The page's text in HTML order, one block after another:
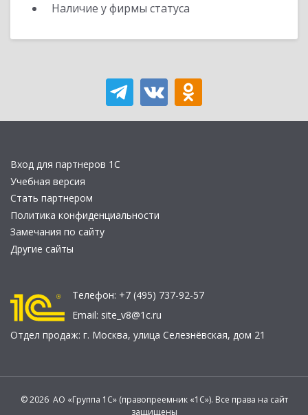
Наличие у фирмы статуса
Вход для партнеров 1С
Учебная версия
Стать партнером
Политика конфиденциальности
Замечания по сайту
Другие сайты
Телефон: +7 (495) 737-92-57
Email: site_v8@1c.ru
Отдел продаж: г. Москва, улица Селезнёвская, дом 21
© 2026 АО «Группа 1С» (правопреемник «1С»). Все права на сайт
защищены